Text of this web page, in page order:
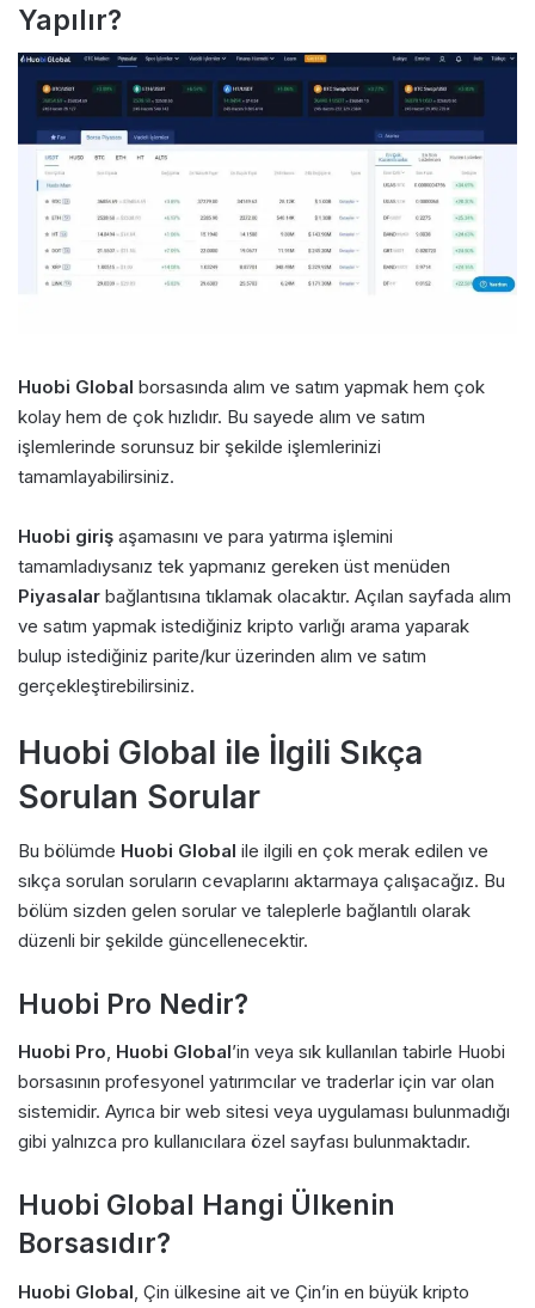
Yapılır?
Huobi Global borsasında alım ve satım yapmak hem çok
kolay hem de çok hızlıdır. Bu sayede alım ve satım
işlemlerinde sorunsuz bir şekilde işlemlerinizi
tamamlayabilirsiniz.
Huobi giriş aşamasını ve para yatırma işlemini
tamamladıysanız tek yapmanız gereken üst menüden
Piyasalar bağlantısına tıklamak olacaktır. Açılan sayfada alım
ve satım yapmak istediğiniz kripto varlığı arama yaparak
bulup istediğiniz parite/kur üzerinden alım ve satım
gerçekleştirebilirsiniz.
Huobi Global ile İlgili Sıkça
Sorulan Sorular
Bu bölümde Huobi Global ile ilgili en çok merak edilen ve
sıkça sorulan soruların cevaplarını aktarmaya çalışacağız. Bu
bölüm sizden gelen sorular ve taleplerle bağlantılı olarak
düzenli bir şekilde güncellenecektir.
Huobi Pro Nedir?
Huobi Pro, Huobi Global’in veya sık kullanılan tabirle Huobi
borsasının profesyonel yatırımcılar ve traderlar için var olan
sistemidir. Ayrıca bir web sitesi veya uygulaması bulunmadığı
gibi yalnızca pro kullanıcılara özel sayfası bulunmaktadır.
Huobi Global Hangi Ülkenin
Borsasıdır?
Huobi Global, Çin ülkesine ait ve Çin’in en büyük kripto